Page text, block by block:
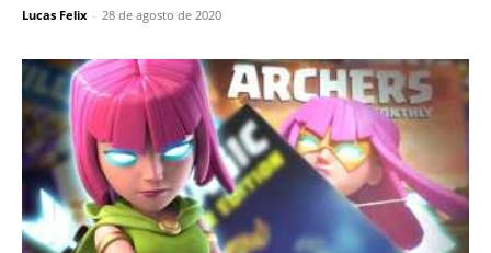
Lucas Felix - 28 de agosto de 2020